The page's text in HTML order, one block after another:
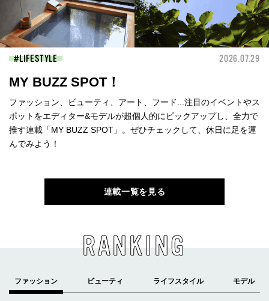
LIFESTYLE 2026.07.29
MY BUZZ SPOT！
ファッション、ビューティ、アート、フード...注目のイベントやス
ポットをエディター&モデルが超個人的にピックアップし、全力で
推す連載「MY BUZZ SPOT」。ぜひチェックして、休日に足を運
んでみよう！
連載一覧を見る
RANKING